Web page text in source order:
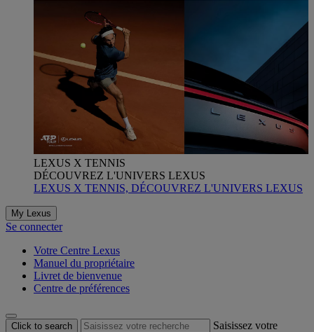
LEXUS X TENNIS
DÉCOUVREZ L'UNIVERS LEXUS
LEXUS X TENNIS, DÉCOUVREZ L'UNIVERS LEXUS
My Lexus
Se connecter
Votre Centre Lexus
Manuel du propriétaire
Livret de bienvenue
Centre de préférences
Click to search
Saisissez votre